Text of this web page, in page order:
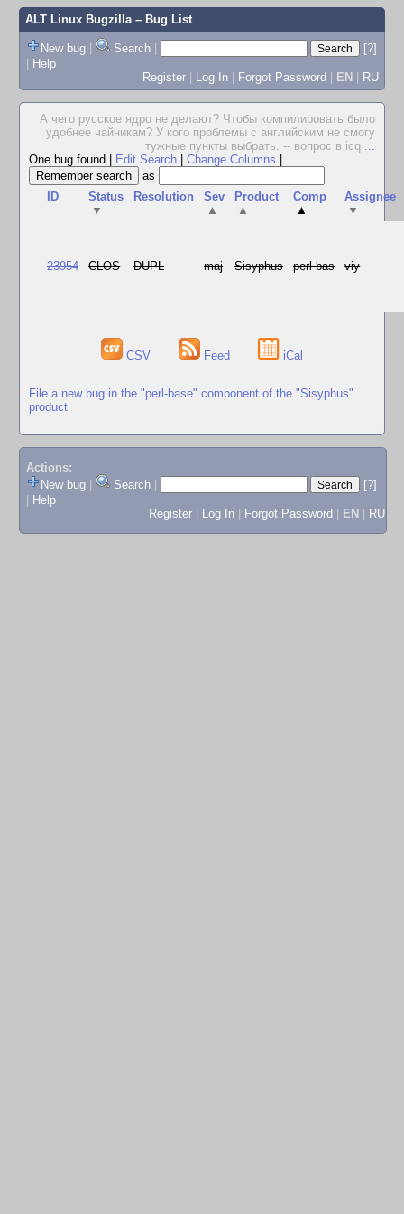
ALT Linux Bugzilla– Bug List
New bug | Search |
[?]
| Help
Register | Log In | Forgot Password | EN | RU
А чего русское ядро не делают? Чтобы компилировать было
удобнее чайникам? У кого проблемы с английским не смогу
тужные пункты выбрать. -- вопрос в icq ...
One bug found
Edit Search Change Columns
as
ID
Status
▼
Resolution
Sev
▲
Product
▲
Comp
▲
Assignee
▼
23954 CLOS DUPL maj Sisyphus perl-bas viy
CSV Feed iCal
File a new bug in the "perl-base" component of the "Sisyphus"
product
Actions:
New bug
Search
[?]
Help
Register
Log In Forgot Password EN RU